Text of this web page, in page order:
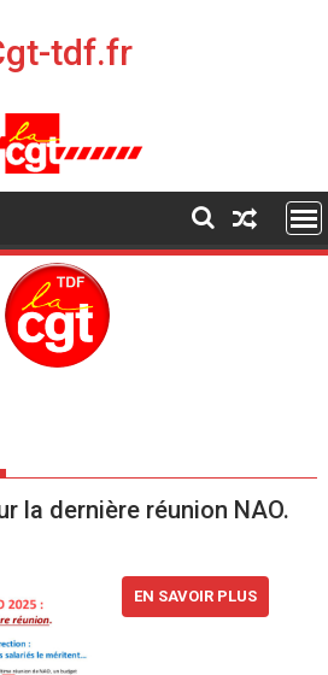
tdf.fr
la dernière réunion NAO.
EN SAVOIR PLUS